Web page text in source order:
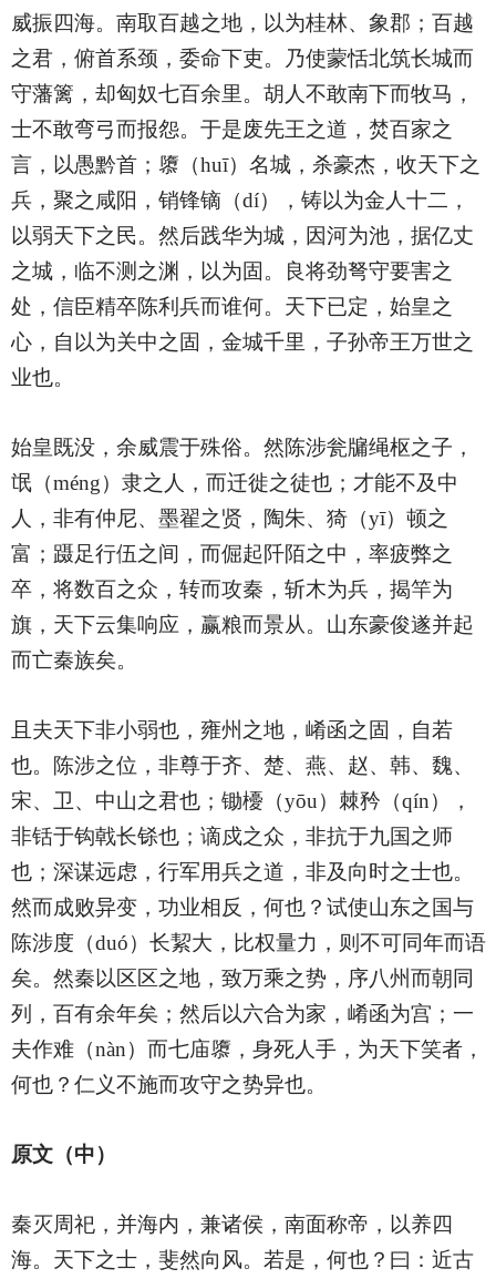
威振四海。南取百越之地，以为桂林、象郡；百越
之君，俯首系颈，委命下吏。乃使蒙恬北筑长城而
守藩篱，却匈奴七百余里。胡人不敢南下而牧马，
士不敢弯弓而报怨。于是废先王之道，焚百家之
言，以愚黔首；隳（huī）名城，杀豪杰，收天下之
兵，聚之咸阳，销锋镝（dí），铸以为金人十二，
以弱天下之民。然后践华为城，因河为池，据亿丈
之城，临不测之渊，以为固。良将劲弩守要害之
处，信臣精卒陈利兵而谁何。天下已定，始皇之
心，自以为关中之固，金城千里，子孙帝王万世之
业也。
始皇既没，余威震于殊俗。然陈涉瓮牖绳枢之子，
氓（méng）隶之人，而迁徙之徒也；才能不及中
人，非有仲尼、墨翟之贤，陶朱、猗（yī）顿之
富；蹑足行伍之间，而倔起阡陌之中，率疲弊之
卒，将数百之众，转而攻秦，斩木为兵，揭竿为
旗，天下云集响应，赢粮而景从。山东豪俊遂并起
而亡秦族矣。
且夫天下非小弱也，雍州之地，崤函之固，自若
也。陈涉之位，非尊于齐、楚、燕、赵、韩、魏、
宋、卫、中山之君也；锄櫌（yōu）棘矜（qín），
非铦于钩戟长铩也；谪戍之众，非抗于九国之师
也；深谋远虑，行军用兵之道，非及向时之士也。
然而成败异变，功业相反，何也？试使山东之国与
陈涉度（duó）长絜大，比权量力，则不可同年而语
矣。然秦以区区之地，致万乘之势，序八州而朝同
列，百有余年矣；然后以六合为家，崤函为宫；一
夫作难（nàn）而七庙隳，身死人手，为天下笑者，
何也？仁义不施而攻守之势异也。
原文（中）
秦灭周祀，并海内，兼诸侯，南面称帝，以养四
海。天下之士，斐然向风。若是，何也？曰：近古